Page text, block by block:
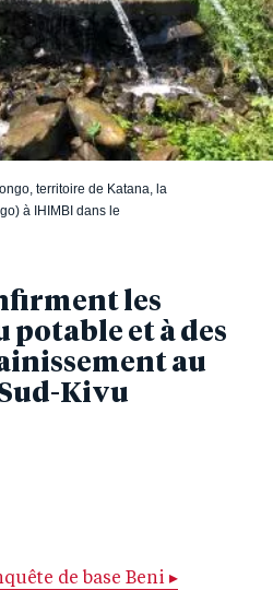
les
potable et à des
au
Kivu
territoire de Katana, la
à IHIMBI dans le
de base Beni ▸